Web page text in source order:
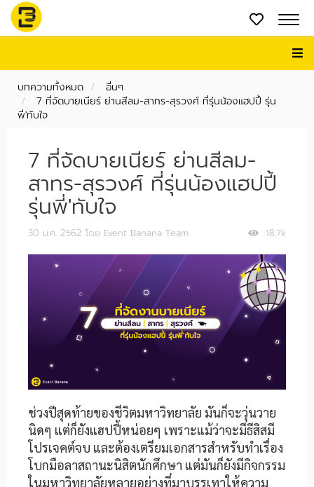
บทความทั้งหมด
อื่นๆ
7 ที่จัดบายเนียร์ ย่านสีลม-สาทร-สุรวงศ์ ที่รุ่นน้องแฮปปี้ รุ่น
พี่'ทับใจ
7 ที่จัดบายเนียร์ ย่านสีลม-
สาทร-สุรวงศ์ ที่รุ่นน้องแฮปปี้
รุ่นพี่'ทับใจ
18.7k
30 ม.ค. 2562 โดย Event Banana Team
ช่วงปีสุดท้ายของชีวิตมหาวิทยาลัย มันก็จะวุ่นวาย
นิดๆ แต่ก็ยังแฮปปี้หน่อยๆ เพราะแม้ว่าจะมีธีสิสมี
โปรเจคต์จบ และต้องเตรียมเอกสารสำหรับทำเรื่อง
โบกมือลาสถานะนิสิตนักศึกษา แต่มันก็ยังมีกิจกรรม
ในมหาวิทยาลัยหลายอย่างที่มาบรรเทาให้ความ